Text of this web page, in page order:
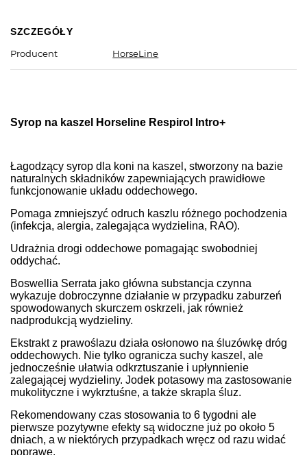
SZCZEGÓŁY
Producent
HorseLine
Syrop na kaszel Horseline Respirol Intro+
Łagodzący syrop dla koni na kaszel, stworzony na bazie
naturalnych składników zapewniających prawidłowe
funkcjonowanie układu oddechowego.
Pomaga zmniejszyć odruch kaszlu różnego pochodzenia
(infekcja, alergia, zalegająca wydzielina, RAO).
Udrażnia drogi oddechowe pomagając swobodniej
oddychać.
Boswellia Serrata jako główna substancja czynna
wykazuje dobroczynne działanie w przypadku zaburzeń
spowodowanych skurczem oskrzeli, jak również
nadprodukcją wydzieliny.
Ekstrakt z prawoślazu działa osłonowo na śluzówkę dróg
oddechowych. Nie tylko ogranicza suchy kaszel, ale
jednocześnie ułatwia odkrztuszanie i upłynnienie
zalegającej wydzieliny. Jodek potasowy ma zastosowanie
mukolityczne i wykrztuśne, a także skrapla śluz.
Rekomendowany czas stosowania to 6 tygodni ale
pierwsze pozytywne efekty są widoczne już po około 5
dniach, a w niektórych przypadkach wręcz od razu widać
poprawę.